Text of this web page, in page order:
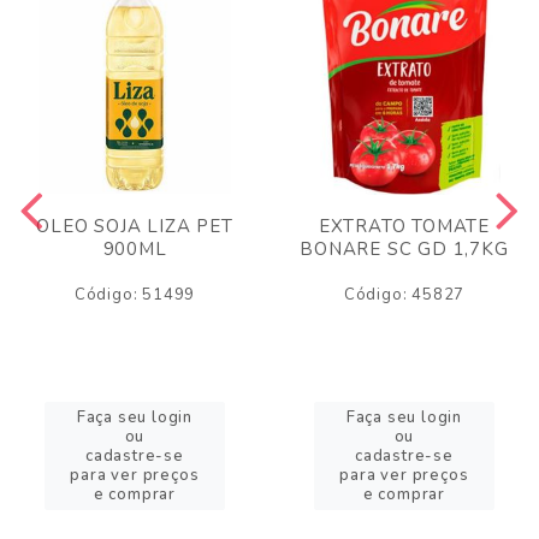
OLEO SOJA LIZA PET
900ML
Código: 51499
Faça seu login
ou
cadastre-se
para ver preços
e comprar
EXTRATO TOMATE
BONARE SC GD 1,7KG
Código: 45827
Faça seu login
ou
cadastre-se
para ver preços
e comprar